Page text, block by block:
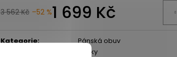
3 562 Kč –52 %1 699 Kč
Kategorie:
Pánská obuv
2 roky